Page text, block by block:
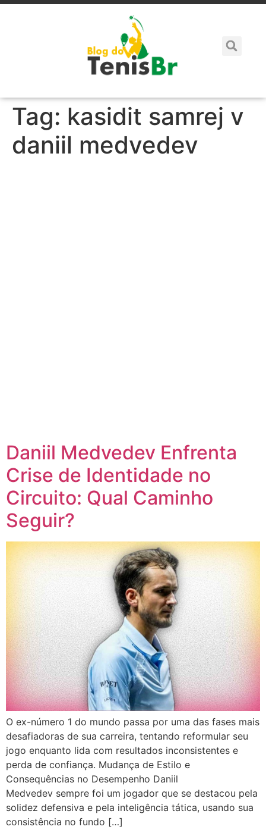
Tag: kasidit samrej v
daniil medvedev
Daniil Medvedev Enfrenta
Crise de Identidade no
Circuito: Qual Caminho
Seguir?
O ex-número 1 do mundo passa por uma das fases mais
desafiadoras de sua carreira, tentando reformular seu
jogo enquanto lida com resultados inconsistentes e
perda de confiança. Mudança de Estilo e
Consequências no Desempenho Daniil
Medvedev sempre foi um jogador que se destacou pela
solidez defensiva e pela inteligência tática, usando sua
consistência no fundo […]